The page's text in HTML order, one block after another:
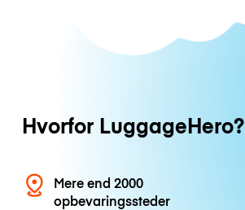
Hvorfor LuggageHero?
Mere end 2000
opbevaringssteder